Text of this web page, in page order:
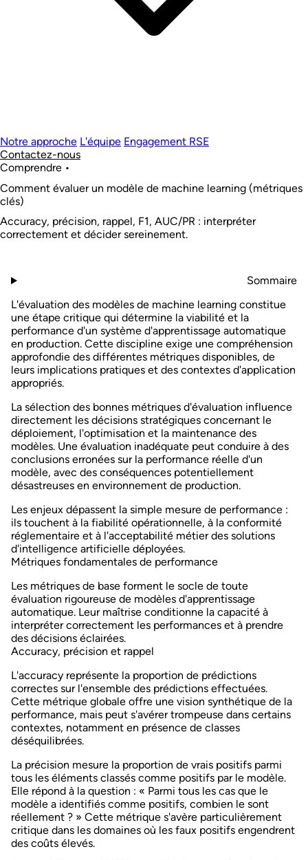
Notre approche L'équipe Engagement RSE
Contactez-nous
Comprendre •
Comment évaluer un modèle de machine learning (métriques
clés)
Accuracy, précision, rappel, F1, AUC/PR : interpréter
correctement et décider sereinement.
Sommaire
L'évaluation des modèles de machine learning constitue
une étape critique qui détermine la viabilité et la
performance d'un système d'apprentissage automatique
en production. Cette discipline exige une compréhension
approfondie des différentes métriques disponibles, de
leurs implications pratiques et des contextes d'application
appropriés.
La sélection des bonnes métriques d'évaluation influence
directement les décisions stratégiques concernant le
déploiement, l'optimisation et la maintenance des
modèles. Une évaluation inadéquate peut conduire à des
conclusions erronées sur la performance réelle d'un
modèle, avec des conséquences potentiellement
désastreuses en environnement de production.
Les enjeux dépassent la simple mesure de performance :
ils touchent à la fiabilité opérationnelle, à la conformité
réglementaire et à l'acceptabilité métier des solutions
d'intelligence artificielle déployées.
Métriques fondamentales de performance
Les métriques de base forment le socle de toute
évaluation rigoureuse de modèles d'apprentissage
automatique. Leur maîtrise conditionne la capacité à
interpréter correctement les performances et à prendre
des décisions éclairées.
Accuracy, précision et rappel
L'accuracy représente la proportion de prédictions
correctes sur l'ensemble des prédictions effectuées.
Cette métrique globale offre une vision synthétique de la
performance, mais peut s'avérer trompeuse dans certains
contextes, notamment en présence de classes
déséquilibrées.
La précision mesure la proportion de vrais positifs parmi
tous les éléments classés comme positifs par le modèle.
Elle répond à la question : « Parmi tous les cas que le
modèle a identifiés comme positifs, combien le sont
réellement ? » Cette métrique s'avère particulièrement
critique dans les domaines où les faux positifs engendrent
des coûts élevés.